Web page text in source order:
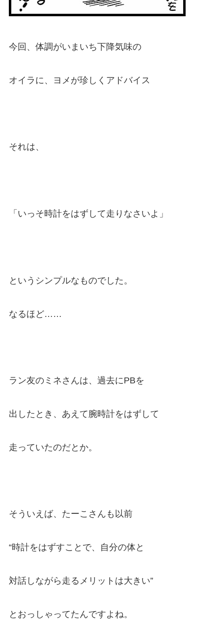
今回、体調がいまいち下降気味の
オイラに、ヨメが珍しくアドバイス
それは、
「いっそ時計をはずして走りなさいよ」
というシンプルなものでした。
なるほど……
ラン友のミネさんは、過去にPBを
出したとき、あえて腕時計をはずして
走っていたのだとか。
そういえば、たーこさんも以前
“時計をはずすことで、自分の体と
対話しながら走るメリットは大きい”
とおっしゃってたんですよね。